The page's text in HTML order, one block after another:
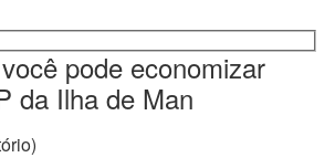
pode economizar
da Ilha de Man